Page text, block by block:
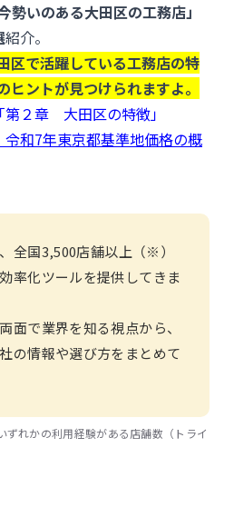
今勢いのある大田区の工務店」
紹介。
区で活躍している工務店の特
ントが見つけられますよ。
第２章 大田区の特徴」
令和7年東京都基準地価格の概
全国3,500店舗以上（※）
率化ツールを提供してきま
面で業界を知る視点から、
の情報や選び方をまとめて
れかの利用経験がある店舗数（トライ